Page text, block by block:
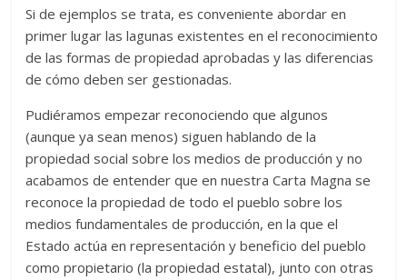
Si de ejemplos se trata, es conveniente abordar en
primer lugar las lagunas existentes en el reconocimiento
de las formas de propiedad aprobadas y las diferencias
de cómo deben ser gestionadas.
Pudiéramos empezar reconociendo que algunos
(aunque ya sean menos) siguen hablando de la
propiedad social sobre los medios de producción y no
acabamos de entender que en nuestra Carta Magna se
reconoce la propiedad de todo el pueblo sobre los
medios fundamentales de producción, en la que el
Estado actúa en representación y beneficio del pueblo
como propietario (la propiedad estatal), junto con otras